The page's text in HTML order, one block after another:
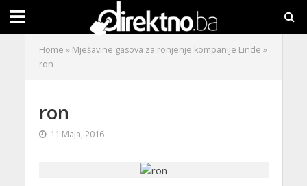
Home » Mješavine gasova za ronjenje kompanije Linde »
ron
ron
11 Maja, 2016